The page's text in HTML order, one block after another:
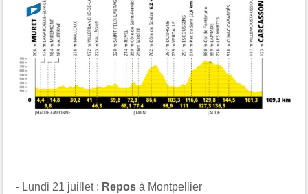
- Lundi 21 juillet : Repos à Montpellier